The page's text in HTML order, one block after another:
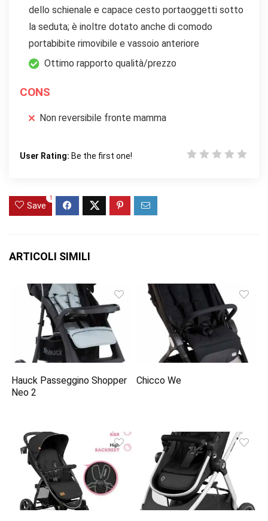
dello schienale e capace cesto portaoggetti sotto
la seduta; è inoltre dotato anche di comodo
portabibite rimovibile e vassoio anteriore
Ottimo rapporto qualità/prezzo
CONS
Non reversibile fronte mamma
User Rating: Be the first one!
Save
1
ARTICOLI SIMILI
Hauck Passeggino Shopper
Neo 2
Chicco We